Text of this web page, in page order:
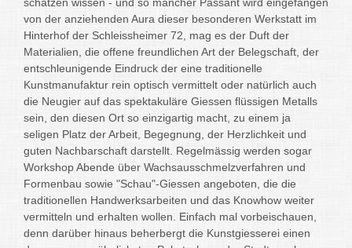
von der anziehenden Aura dieser besonderen Werkstatt im
Hinterhof der Schleissheimer 72, mag es der Duft der
Materialien, die offene freundlichen Art der Belegschaft, der
entschleunigende Eindruck der eine traditionelle
Kunstmanufaktur rein optisch vermittelt oder natürlich auch
die Neugier auf das spektakuläre Giessen flüssigen Metalls
sein, den diesen Ort so einzigartig macht, zu einem ja
seligen Platz der Arbeit, Begegnung, der Herzlichkeit und
guten Nachbarschaft darstellt. Regelmässig werden sogar
Workshop Abende über Wachsausschmelzverfahren und
Formenbau sowie "Schau"-Giessen angeboten, die die
traditionellen Handwerksarbeiten und das Knowhow weiter
vermitteln und erhalten wollen. Einfach mal vorbeischauen,
denn darüber hinaus beherbergt die Kunstgiesserei einen